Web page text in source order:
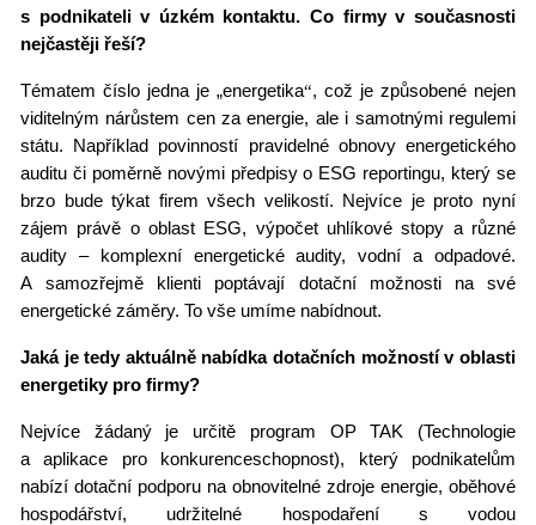
s podnikateli v úzkém kontaktu. Co firmy v současnosti
nejčastěji řeší?
Tématem číslo jedna je „energetika“, což je způsobené nejen
viditelným nárůstem cen za energie, ale i samotnými regulemi
státu. Například povinností pravidelné obnovy energetického
auditu či poměrně novými předpisy o ESG reportingu, který se
brzo bude týkat firem všech velikostí. Nejvíce je proto nyní
zájem právě o oblast ESG, výpočet uhlíkovéstopy a různé
audity – komplexní energetickéaudity, vodní a odpadové.
A samozřejmě
klienti poptávají dotační možnosti na své
energetické záměry. To vše umíme nabídnout.
Jaká je tedy aktuálně nabídka dotačních možností v oblasti
energetiky pro firmy?
Nejvíce žádaný je určitě program OP TAK (Technologie
a aplikace pro konkurenceschopnost), který podnikatelům
nabízí dotační podporu na obnovitelné zdroje energie, oběhové
hospodářství, udržitelné
hospodaření s vodou